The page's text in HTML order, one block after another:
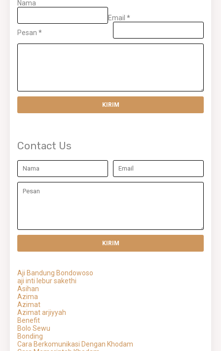
Nama
Email *
Pesan *
Contact Us
Aji Bandung Bondowoso
aji inti lebur sakethi
Asihan
Azima
Azimat
Azimat arjiyyah
Benefit
Bolo Sewu
Bonding
Cara Berkomunikasi Dengan Khodam